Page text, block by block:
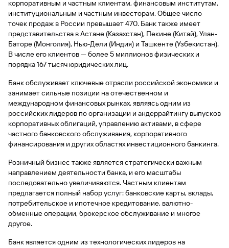
Быстрый
поиск
по
сайту
Вклады
корпоративным и частным клиентам, финансовым институтам,
институциональным и частным инвесторам. Общее число
точек продаж в России превышает 470. Банк также имеет
представительства в Астане (Казахстан), Пекине (Китай), Улан-
Баторе (Монголия), Нью-Дели (Индия) и Ташкенте (Узбекистан).
В числе его клиентов — более 5 миллионов физических и
порядка 167 тысяч юридических лиц.
Банк обслуживает ключевые отрасли российской экономики и
занимает сильные позиции на отечественном и
международном финансовых рынках, являясь одним из
российских лидеров по организации и андеррайтингу выпусков
корпоративных облигаций, управлению активами, в сфере
частного банковского обслуживания, корпоративного
финансирования и других областях инвестиционного банкинга.
Розничный бизнес также является стратегически важным
направлением деятельности банка, и его масштабы
последовательно увеличиваются. Частным клиентам
предлагается полный набор услуг: банковские карты, вклады,
потребительское и ипотечное кредитование, валютно-
обменные операции, брокерское обслуживание и многое
другое.
Банк является одним из технологических лидеров на